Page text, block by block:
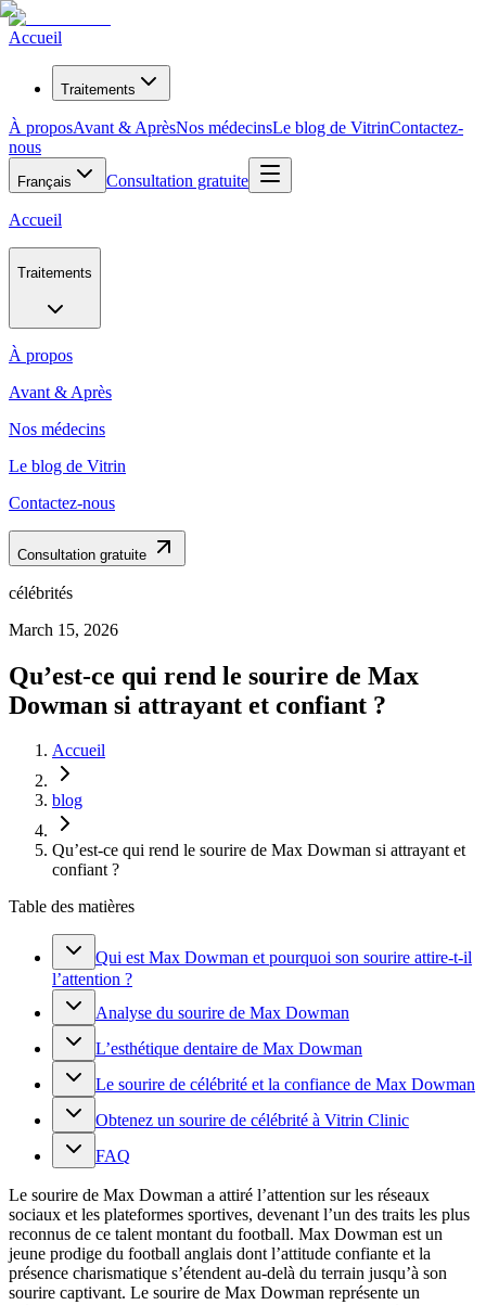
Accueil
Traitements
À proposAvant & AprèsNos médecinsLe blog de VitrinContactez-
nous
Français Consultation gratuite
Accueil
Traitements
À propos
Avant & Après
Nos médecins
Le blog de Vitrin
Contactez-nous
Consultation gratuite
célébrités
March 15, 2026
Qu’est-ce qui rend le sourire de Max
Dowman si attrayant et confiant ?
Accueil
blog
Qu’est-ce qui rend le sourire de Max Dowman si attrayant et
confiant ?
Table des matières
Qui est Max Dowman et pourquoi son sourire attire-t-il
l’attention ?
Analyse du sourire de Max Dowman
L’esthétique dentaire de Max Dowman
Le sourire de célébrité et la confiance de Max Dowman
Obtenez un sourire de célébrité à Vitrin Clinic
FAQ
Le sourire de Max Dowman a attiré l’attention sur les réseaux
sociaux et les plateformes sportives, devenant l’un des traits les plus
reconnus de ce talent montant du football. Max Dowman est un
jeune prodige du football anglais dont l’attitude confiante et la
présence charismatique s’étendent au-delà du terrain jusqu’à son
sourire captivant. Le sourire de Max Dowman représente un